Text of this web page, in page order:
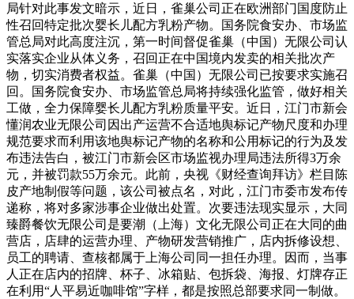
局针对此事发文暗示，近日，雀巢公司正在欧洲部门国度防止
性召回特定批次婴长儿配方乳粉产物。国务院食安办、市场监
管总局对此高度注沉，第一时间督促雀巢（中国）无限公司认
实落实企业从体义务，召回正在中国境内发卖的相关批次产
物，切实消费者权益。雀巢（中国）无限公司已按要求实施召
回。国务院食安办、市场监管总局将持续强化监管，做好相关
工做，全力保障婴长儿配方乳粉质量平安。近日，江门市新会
懂润农业无限公司因出产运营不合适地舆标记产物尺度和办理
规范要求而利用该地舆标记产物的名称和公用标记的行为及发
布违法告白，被江门市新会区市场监视办理局违法所得3万余
元，并被罚款55万余元。此前，央视《财经查询拜访》栏目陈
皮产地制假等问题，该公司被点名，对此，江门市委市发布传
递称，将对多家涉事企业做出处置。次要违法现实显示，大同
臻爵餐饮无限公司是要潮（上海）文化无限公司正在大同的曲
营店，店肆的运营办理、产物研发营销推广，店内拆修设想、
员工的聘请、查核都属于上海公司同一担任办理。因而，当事
人正在店内的招牌、杯子、冰箱贴、包拆袋、海报、灯牌存正
在利用“人平易近咖啡馆”字样，都是按照总部要求同一制做。